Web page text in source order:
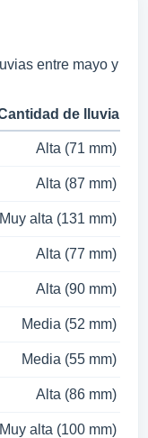
entre mayo y
de lluvia
Alta (71 mm)
Alta (87 mm)
Muy alta (131 mm)
Alta (77 mm)
Alta (90 mm)
Media (52 mm)
Media (55 mm)
Alta (86 mm)
Muy alta (100 mm)